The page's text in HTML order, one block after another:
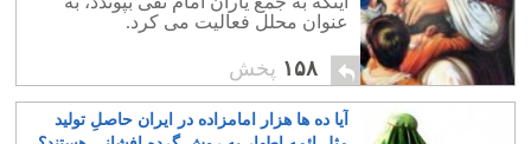
عنوان محلل فعالیت می کرد.
۱۵۸ پخش
آیا ده ها هزار امامزاده در ایران حاصلِ تولید